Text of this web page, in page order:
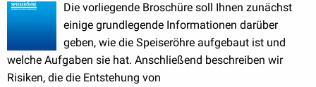
Die vorliegende Broschüre soll Ihnen zunächst
einige grundlegende Informationen darüber
geben, wie die Speiseröhre aufgebaut ist und
welche Aufgaben sie hat. Anschließend beschreiben wir
Risiken, die die Entstehung von